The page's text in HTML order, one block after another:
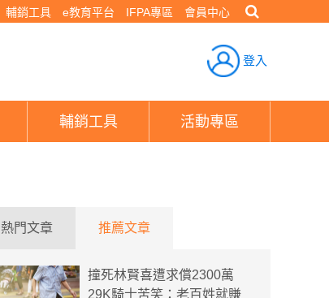
輔銷工具 e教育平台 IFPA專區 會員中心
登入
輔銷工具 活動專區
熱門文章 推薦文章
撞死林賢喜遭求償2300萬
29K騎士苦笑：老百姓就賺